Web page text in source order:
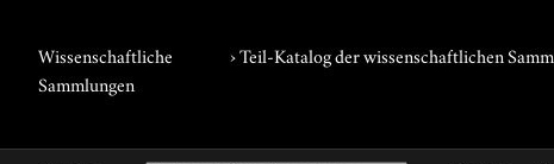
Wissenschaftliche
Sammlungen
› Teil-Katalog der wissenschaftlichen